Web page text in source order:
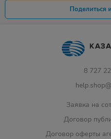
Поделиться
8 727
Заявка на
Договор
Договор оферты